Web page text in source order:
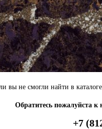
вы не смогли найти в
Обратитесь пожалуйста
+7